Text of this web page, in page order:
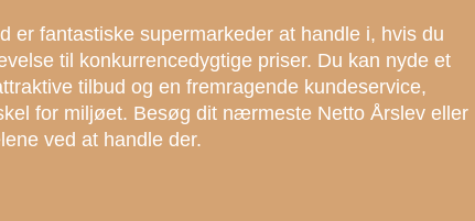
er fantastiske supermarkeder at handle i, hvis du
til konkurrencedygtige priser. Du kan nyde et
tilbud og en fremragende kundeservice,
for miljøet. Besøg dit nærmeste Netto Årslev eller
ved at handle der.